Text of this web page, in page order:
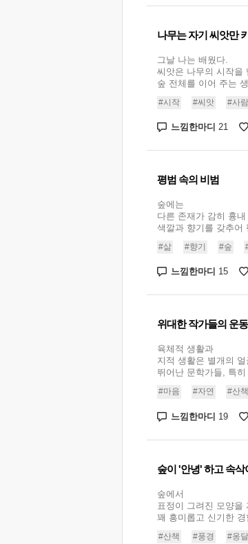
나무는 자기 씨앗만
그날 나는 배웠다.
씨앗은 나무의 시작을
숲 전체를 이어 주는
#시작 #씨앗 #사람
느낌한마디 21
평범 속의 비범
숲에는
다른 존재가 감히 흉
색깔과 향기를 갖추어
#삶 #향기 #숲
느낌한마디 15
위대한 작가들의 운
육체적 생활과
지적 생활은 별개의
뛰어난 문학가들, 특
#마음 #자연 #산책
느낌한마디 19
숲이 '안녕' 하고 속삭
숲에서
표정이 그려진 모양을
꽤 흥미롭고 신기한 경
#산책 #풍경 #옹